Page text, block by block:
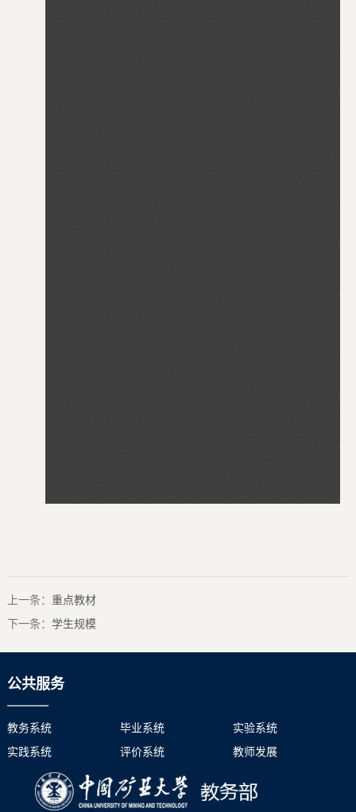
上一条： 重点教材
下一条： 学生规模
公共服务
教务系统 毕业系统
实验系统
实践系统
评价系统 教师发展